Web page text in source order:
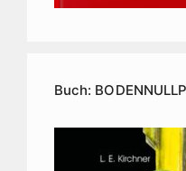
Buch: